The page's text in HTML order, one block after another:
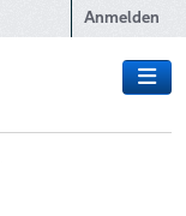
Anmelden